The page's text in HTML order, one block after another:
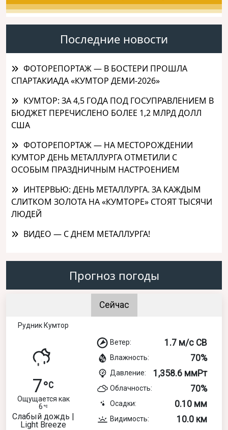
Последние новости
ФОТОРЕПОРТАЖ — В БОСТЕРИ ПРОШЛА
СПАРТАКИАДА «КУМТОР ДЕМИ-2026»
КУМТОР: ЗА 4,5 ГОДА ПОД ГОСУПРАВЛЕНИЕМ В
БЮДЖЕТ ПЕРЕЧИСЛЕНО БОЛЕЕ 1,2 МЛРД ДОЛЛ
США
ФОТОРЕПОРТАЖ — НА МЕСТОРОЖДЕНИИ
КУМТОР ДЕНЬ МЕТАЛЛУРГА ОТМЕТИЛИ С
ОСОБЫМ ПРАЗДНИЧНЫМ НАСТРОЕНИЕМ
ИНТЕРВЬЮ: ДЕНЬ МЕТАЛЛУРГА. ЗА КАЖДЫМ
СЛИТКОМ ЗОЛОТА НА «КУМТОРЕ» СТОЯТ ТЫСЯЧИ
ЛЮДЕЙ
ВИДЕО — С ДНЕМ МЕТАЛЛУРГА!
Прогноз погоды
Сейчас
Рудник Кумтор
7
Ощущается как
6
Слабый дождь |
Light Breeze
Ветер: 1.7 м/с СВ
Влажность: 70%
Давление: 1,358.6 ммРт
Облачность: 70%
Осадки: 0.10 мм
Видимость: 10.0 км